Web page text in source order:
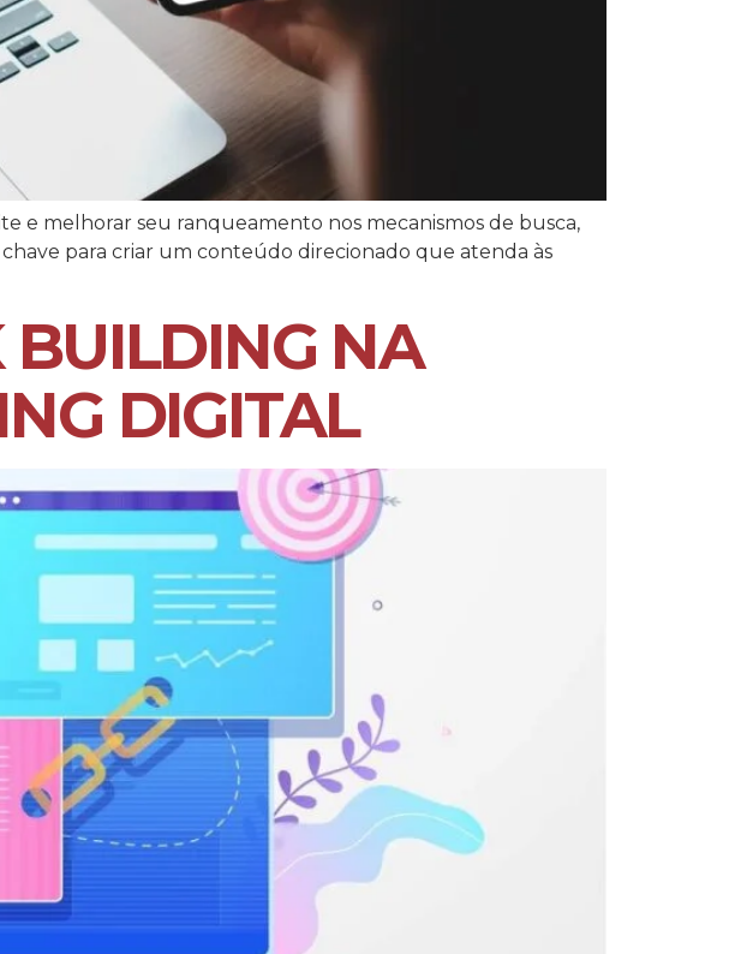
e melhorar seu ranqueamento nos mecanismos de busca,
para criar um conteúdo direcionado que atenda às
NA
DIGITAL